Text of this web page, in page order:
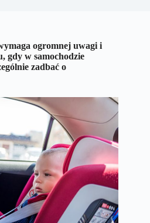
ogromnej uwagi i
gdy w samochodzie
zadbać o